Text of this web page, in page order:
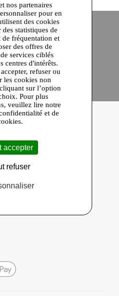
Paiement en ligne sécurisé
Qualité garantie
cookies
nos partenaires
pour en
des cookies
statistiques de
fréquentation et
des offres de
services ciblés
centres d'intérêts.
refuser ou
les cookies non
sur l’option
Pour plus
veuillez lire notre
et de
accepter
refuser